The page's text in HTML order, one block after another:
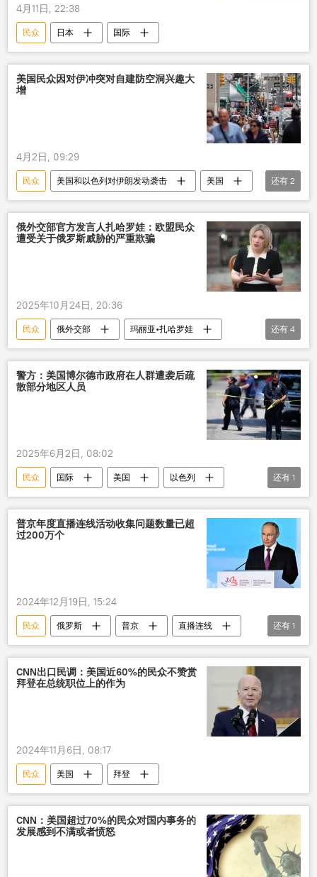
4月11日, 22:38
民众 日本 国际
美国民众因对伊冲突对自建防空洞兴趣大
增
4月2日, 09:29
民众 美国和以色列对伊朗发动袭击
美国
伊朗
国际
还有 2
俄外交部官方发言人扎哈罗娃：欧盟民众
遭受关于俄罗斯威胁的严重欺骗
2025年10月24日, 20:36
民众 俄外交部
玛丽亚•扎哈罗娃
欧盟
俄罗斯 威胁 欺骗
还有 4
警方：美国博尔德市政府在人群遭袭后疏
散部分地区人员
2025年6月2日, 08:02
民众 国际 美国
以色列
疏散
还有 1
普京年度直播连线活动收集问题数量已超
过200万个
2024年12月19日, 15:24
民众 俄罗斯 普京
直播连线
问题
还有 1
CNN出口民调：美国近60%的民众不赞赏
拜登在总统职位上的作为
2024年11月6日, 08:17
民众 美国 拜登
CNN：美国超过70%的民众对国内事务的
发展感到不满或者愤怒